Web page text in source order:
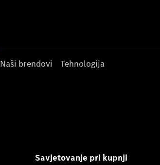
Naši brendovi Tehnologija
Savjetovanje pri kupnji